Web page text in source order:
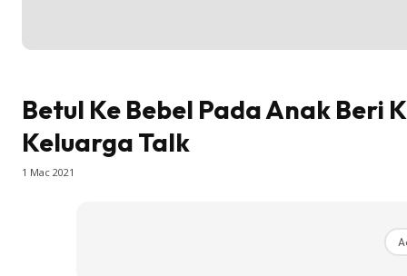
Betul Ke Bebel Pada Anak Beri
Keluarga Talk
1 Mac 2021